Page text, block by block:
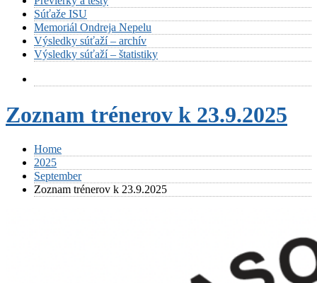
Súťaže ISU
Memoriál Ondreja Nepelu
Výsledky súťaží – archív
Výsledky súťaží – štatistiky
Zoznam trénerov k 23.9.2025
Home
2025
September
Zoznam trénerov k 23.9.2025